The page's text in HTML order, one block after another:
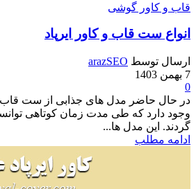
گوشی
قاب و کاور ایرپاد
arazSEO
مدل های جذابی از ست قاب و کاور
که طی مدت زمان کوتاهی توانستند به
مدل ها...